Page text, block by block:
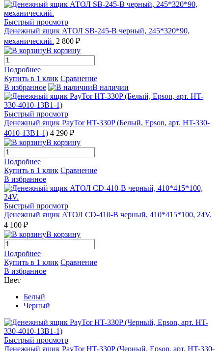
Быстрый просмотр
Денежный ящик АТОЛ SB-245-B черный, 245*320*90,
механический. 2 800 ₽
В корзину
Подробнее
Купить в 1 клик Сравнение
В избранное
В наличии
Быстрый просмотр
Денежный ящик PayTor HT-330P (Белый, Epson, арт. HT-330-
4010-13B1-1) 4 290 ₽
В корзину
Подробнее
Купить в 1 клик Сравнение
В избранное
Быстрый просмотр
Денежный ящик АТОЛ CD-410-B черный, 410*415*100, 24V.
4 100 ₽
В корзину
Подробнее
Купить в 1 клик Сравнение
В избранное
Цвет
Белый
Черный
Быстрый просмотр
Денежный ящик PayTor HT-330P (Черный, Epson, арт. HT-330-